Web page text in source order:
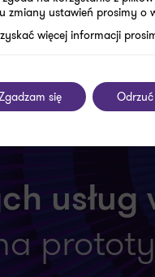
jest więc, aby
usług
zmiany ustawień prosimy o
więcej informacji
się